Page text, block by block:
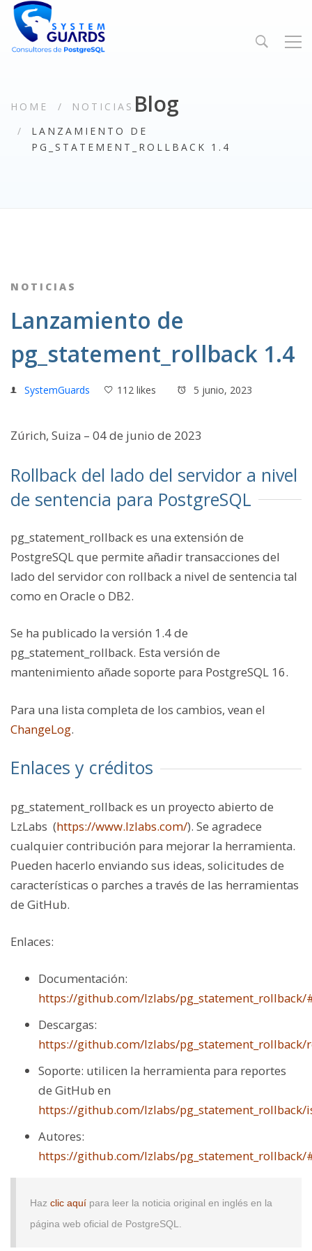
Blog
HOME
NOTICIAS
LANZAMIENTO DE
PG_STATEMENT_ROLLBACK 1.4
NOTICIAS
Lanzamiento de
pg_statement_rollback 1.4
SystemGuards 112 likes 5 junio, 2023
Zúrich, Suiza – 04 de junio de 2023
Rollback del lado del servidor a nivel
de sentencia para PostgreSQL
pg_statement_rollback es una extensión de
PostgreSQL que permite añadir transacciones del
lado del servidor con rollback a nivel de sentencia tal
como en Oracle o DB2.
Se ha publicado la versión 1.4 de
pg_statement_rollback. Esta versión de
mantenimiento añade soporte para PostgreSQL 16.
Para una lista completa de los cambios, vean el
ChangeLog.
Enlaces y créditos
pg_statement_rollback es un proyecto abierto de
LzLabs (https://www.lzlabs.com/). Se agradece
cualquier contribución para mejorar la herramienta.
Pueden hacerlo enviando sus ideas, solicitudes de
características o parches a través de las herramientas
de GitHub.
Enlaces:
Documentación:
https://github.com/lzlabs/pg_statement_rollback/
Descargas:
https://github.com/lzlabs/pg_statement_rollback/
Soporte: utilicen la herramienta para reportes
de GitHub en
https://github.com/lzlabs/pg_statement_rollback/
Autores:
https://github.com/lzlabs/pg_statement_rollback/
Haz clic aquí para leer la noticia original en inglés en la
página web oficial de PostgreSQL.